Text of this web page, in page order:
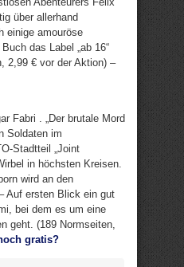
über allerhand
einige amouröse
das Label „ab 16“
2,99 € vor der Aktion) –
Fabri . „Der brutale Mord
Soldaten im
Stadtteil „Joint
in höchsten Kreisen.
wird an den
Auf ersten Blick ein gut
bei dem es um eine
geht. (189 Normseiten,
gratis?